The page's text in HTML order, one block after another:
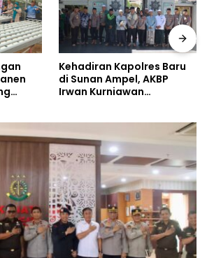
Kehadiran Kapolres Baru
di Sunan Ampel, AKBP
Irwan Kurniawan